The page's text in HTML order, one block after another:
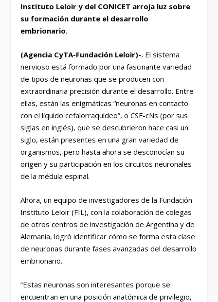
Instituto Leloir y del CONICET arroja luz sobre
su formación durante el desarrollo
embrionario.
(Agencia CyTA-Fundación Leloir)-. El sistema
nervioso está formado por una fascinante variedad
de tipos de neuronas que se producen con
extraordinaria precisión durante el desarrollo. Entre
ellas, están las enigmáticas “neuronas en contacto
con el líquido cefalorraquídeo”, o CSF-cNs (por sus
siglas en inglés), que se descubrieron hace casi un
siglo, están presentes en una gran variedad de
organismos, pero hasta ahora se desconocían su
origen y su participación en los circuitos neuronales
de la médula espinal.
Ahora, un equipo de investigadores de la Fundación
Instituto Leloir (FIL), con la colaboración de colegas
de otros centros de investigación de Argentina y de
Alemania, logró identificar cómo se forma esta clase
de neuronas durante fases avanzadas del desarrollo
embrionario.
“Estas neuronas son interesantes porque se
encuentran en una posición anatómica de privilegio,